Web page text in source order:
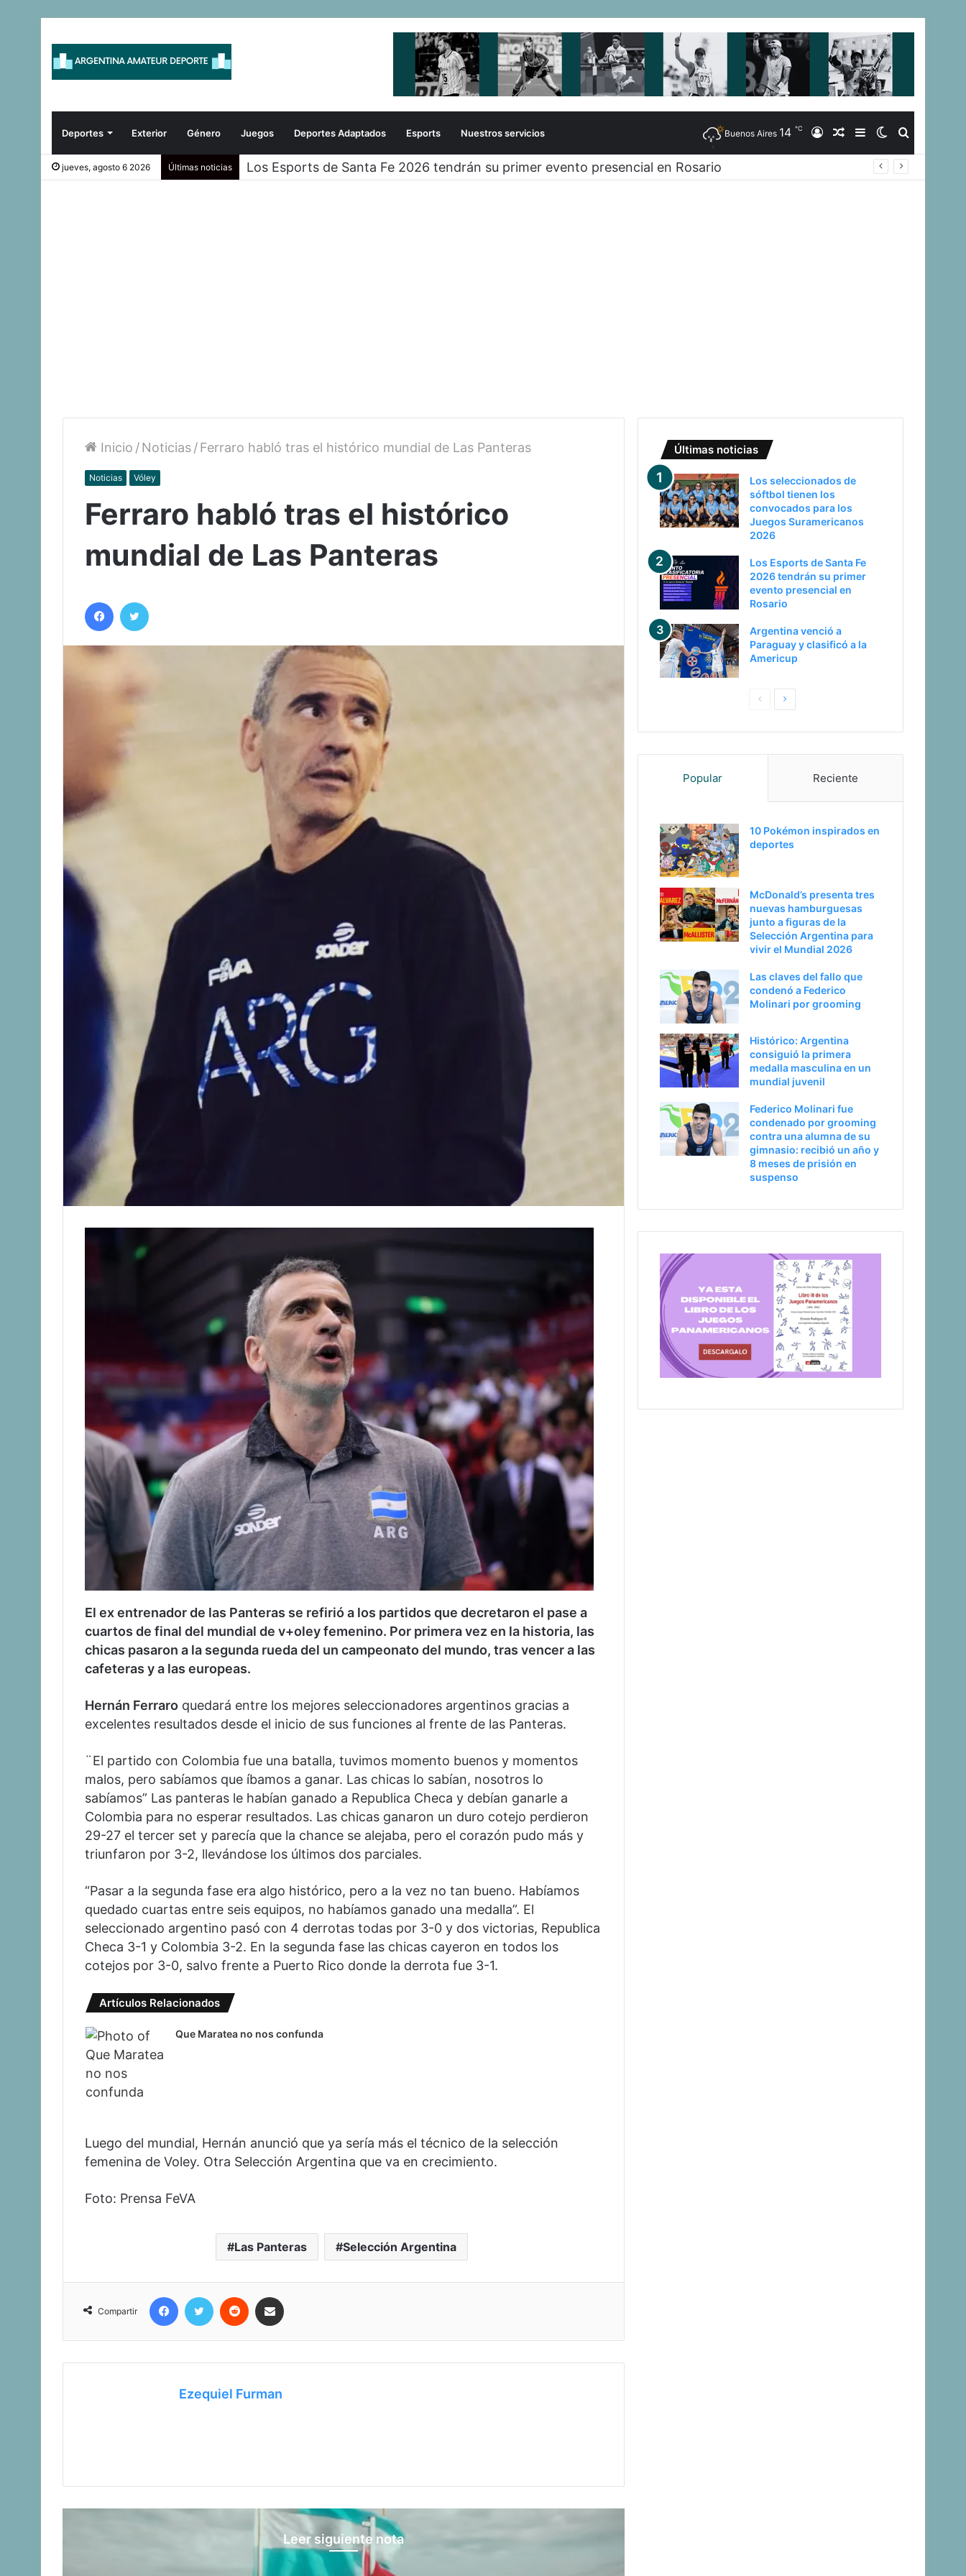
Deportes Exterior Género Juegos Deportes Adaptados Esports Nuestros servicios Buscar
Switch
skin
Barra
Lateral
Artículo
Aleatorio
Iniciar
Buenos Aires 14 ℃
jueves, agosto 6 2026 Últimas noticias Los Esports de Santa Fe 2026 tendrán su primer evento presencial en Rosario
Inicio /Noticias/Ferraro habló tras el histórico mundial de Las Panteras
Noticias Vóley
Ferraro habló tras el histórico
mundial de Las Panteras
Facebook
El ex entrenador de las Panteras se refirió a los partidos que decretaron el pase a
cuartos de final del mundial de v+oley femenino. Por primera vez en la historia, las
chicas pasaron a la segunda rueda del un campeonato del mundo, tras vencer a las
cafeteras y a las europeas.
Hernán Ferraro quedará entre los mejores seleccionadores argentinos gracias a
excelentes resultados desde el inicio de sus funciones al frente de las Panteras.
¨El partido con Colombia fue una batalla, tuvimos momento buenos y momentos
malos, pero sabíamos que íbamos a ganar. Las chicas lo sabían, nosotros lo
sabíamos” Las panteras le habían ganado a Republica Checa y debían ganarle a
Colombia para no esperar resultados. Las chicas ganaron un duro cotejo perdieron
29-27 el tercer set y parecía que la chance se alejaba, pero el corazón pudo más y
triunfaron por 3-2, llevándose los últimos dos parciales.
“Pasar a la segunda fase era algo histórico, pero a la vez no tan bueno. Habíamos
quedado cuartas entre seis equipos, no habíamos ganado una medalla”. El
seleccionado argentino pasó con 4 derrotas todas por 3-0 y dos victorias, Republica
Checa 3-1 y Colombia 3-2. En la segunda fase las chicas cayeron en todos los
cotejos por 3-0, salvo frente a Puerto Rico donde la derrota fue 3-1.
Artículos Relacionados
Que Maratea no nos confunda
Luego del mundial, Hernán anunció que ya sería más el técnico de la selección
femenina de Voley. Otra Selección Argentina que va en crecimiento.
Foto: Prensa FeVA
Las Panteras Selección Argentina
Compartir
Facebook
Twitter Reddit
Ezequiel Furman
Leer siguiente nota
Últimas noticias
Los seleccionados de
sóftbol tienen los
convocados para los
Juegos Suramericanos
2026
Los Esports de Santa Fe
2026 tendrán su primer
evento presencial en
Rosario
Argentina venció a
Paraguay y clasificó a la
Americup
PaginaSiguiente
Popular Reciente
10 Pokémon inspirados en
deportes
McDonald’s presenta tres
nuevas hamburguesas
junto a figuras de la
Selección Argentina para
vivir el Mundial 2026
Las claves del fallo que
condenó a Federico
Molinari por grooming
Histórico: Argentina
consiguió la primera
medalla masculina en un
mundial juvenil
Federico Molinari fue
condenado por grooming
contra una alumna de su
gimnasio: recibió un año y
8 meses de prisión en
suspenso